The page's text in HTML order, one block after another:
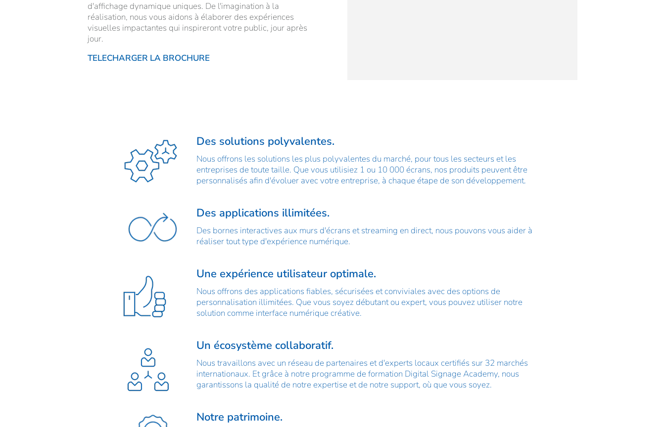
d'affichage dynamique uniques. De l'imagination à la
réalisation, nous vous aidons à élaborer des expériences
visuelles impactantes qui inspireront votre public, jour après
jour.
TELECHARGER LA BROCHURE
Des solutions polyvalentes.
Nous offrons les solutions les plus polyvalentes du marché, pour tous les secteurs et les
entreprises de toute taille. Que vous utilisiez 1 ou 10 000 écrans, nos produits peuvent être
personnalisés afin d'évoluer avec votre entreprise, à chaque étape de son développement.
Des applications illimitées.
Des bornes interactives aux murs d'écrans et streaming en direct, nous pouvons vous aider à
réaliser tout type d'expérience numérique.
Une expérience utilisateur optimale.
Nous offrons des applications fiables, sécurisées et conviviales avec des options de
personnalisation illimitées. Que vous soyez débutant ou expert, vous pouvez utiliser notre
solution comme interface numérique créative.
Un écosystème collaboratif.
Nous travaillons avec un réseau de partenaires et d'experts locaux certifiés sur 32 marchés
internationaux. Et grâce à notre programme de formation Digital Signage Academy, nous
garantissons la qualité de notre expertise et de notre support, où que vous soyez.
Notre patrimoine.